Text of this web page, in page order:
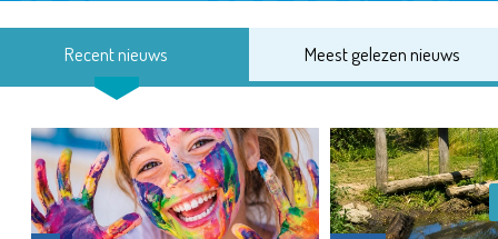
Recent nieuws Meest gelezen nieuws